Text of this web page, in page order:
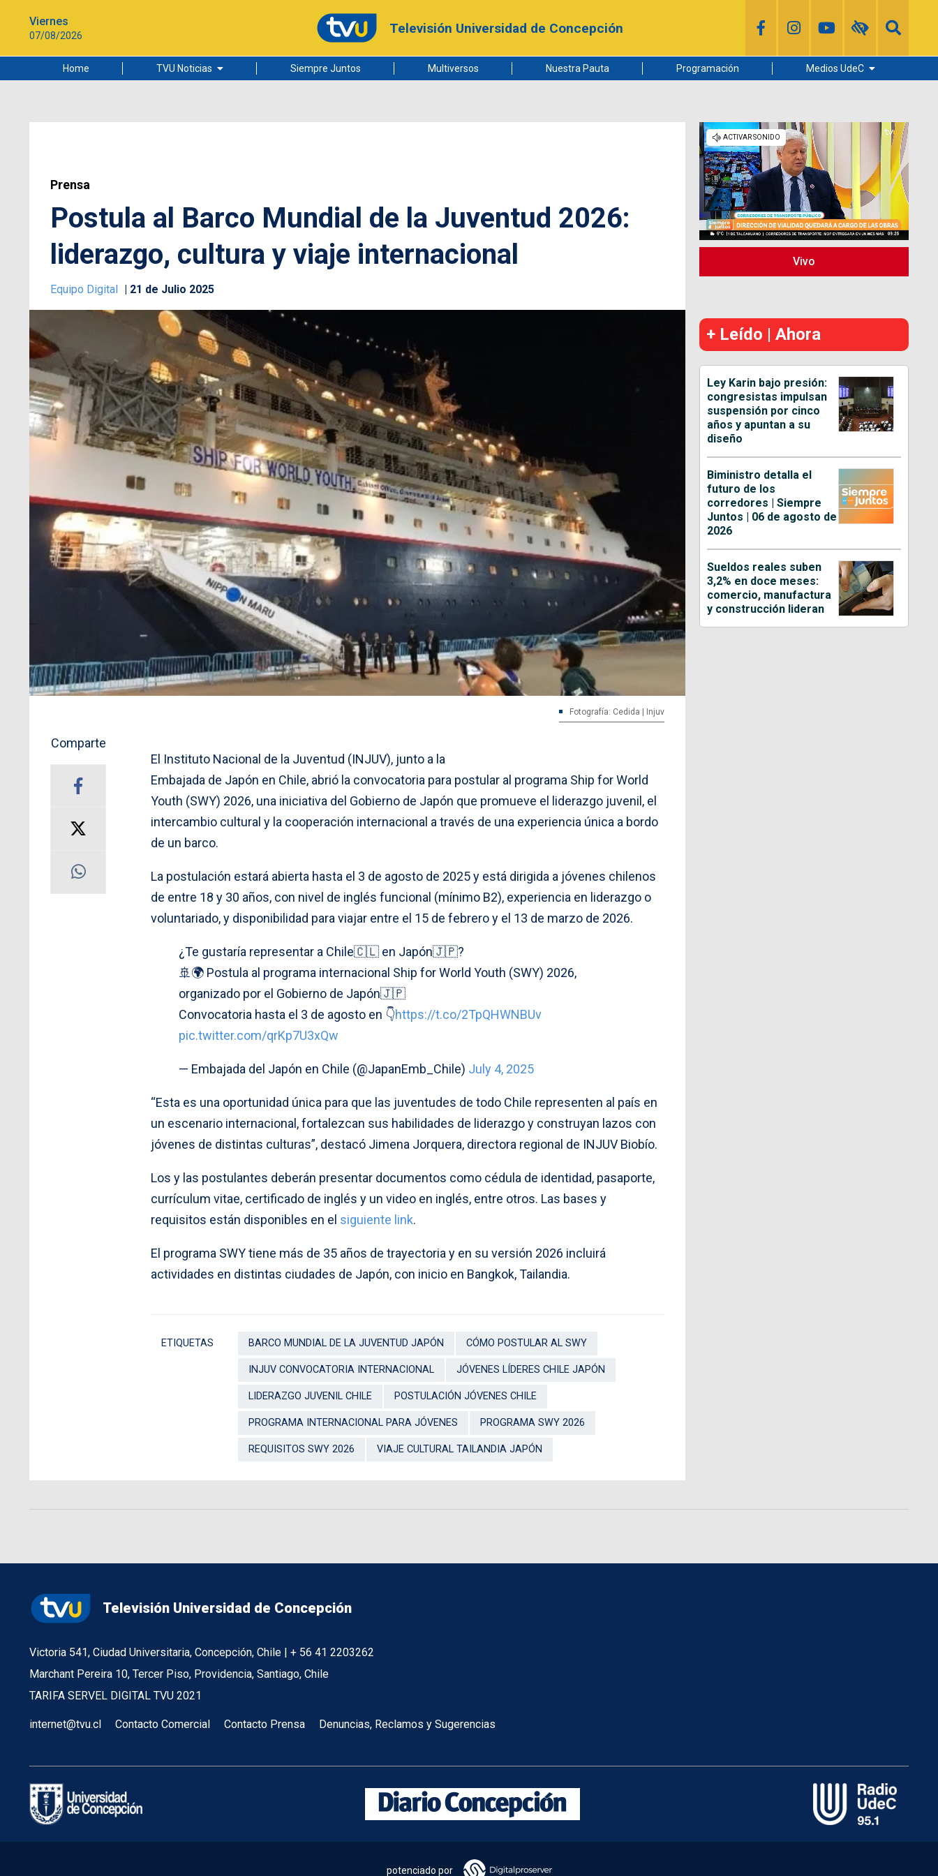
Viernes
07/08/2026 Televisión Universidad de Concepción
Home TVU Noticias
Ciudad
Siempre Juntos Multiversos Nuestra Pauta Programación Medios UdeC
Radio UdeC
Noticias UdeC
La Discusión
Prensa
Postula al Barco Mundial de la Juventud 2026:
liderazgo, cultura y viaje internacional
Equipo Digital 21 de Julio 2025
Fotografía: Cedida | Injuv
Comparte
El Instituto Nacional de la Juventud (INJUV), junto a la
Embajada de Japón en Chile, abrió la convocatoria para postular al programa Ship for World
Youth (SWY) 2026, una iniciativa del Gobierno de Japón que promueve el liderazgo juvenil, el
intercambio cultural y la cooperación internacional a través de una experiencia única a bordo
de un barco.
La postulación estará abierta hasta el 3 de agosto de 2025 y está dirigida a jóvenes chilenos
de entre 18 y 30 años, con nivel de inglés funcional (mínimo B2), experiencia en liderazgo o
voluntariado, y disponibilidad para viajar entre el 15 de febrero y el 13 de marzo de 2026.
¿Te gustaría representar a Chile🇨🇱 en Japón🇯🇵?
🚢🌍 Postula al programa internacional Ship for World Youth (SWY) 2026,
organizado por el Gobierno de Japón🇯🇵
Convocatoria hasta el 3 de agosto en 👇https://t.co/2TpQHWNBUv
pic.twitter.com/qrKp7U3xQw
— Embajada del Japón en Chile (@JapanEmb_Chile) July 4, 2025
“Esta es una oportunidad única para que las juventudes de todo Chile representen al país en
un escenario internacional, fortalezcan sus habilidades de liderazgo y construyan lazos con
jóvenes de distintas culturas”, destacó Jimena Jorquera, directora regional de INJUV Biobío.
Los y las postulantes deberán presentar documentos como cédula de identidad, pasaporte,
currículum vitae, certificado de inglés y un video en inglés, entre otros. Las bases y
requisitos están disponibles en el siguiente link.
El programa SWY tiene más de 35 años de trayectoria y en su versión 2026 incluirá
actividades en distintas ciudades de Japón, con inicio en Bangkok, Tailandia.
ETIQUETAS BARCO MUNDIAL DE LA JUVENTUD JAPÓN CÓMO POSTULAR AL SWY
INJUV CONVOCATORIA INTERNACIONAL JÓVENES LÍDERES CHILE JAPÓN
LIDERAZGO JUVENIL CHILE POSTULACIÓN JÓVENES CHILE
PROGRAMA INTERNACIONAL PARA JÓVENES PROGRAMA SWY 2026
REQUISITOS SWY 2026 VIAJE CULTURAL TAILANDIA JAPÓN
Vivo
+ Leído | Ahora
Ley Karin bajo presión:
congresistas impulsan
suspensión por cinco
años y apuntan a su
diseño
Biministro detalla el
futuro de los
corredores | Siempre
Juntos | 06 de agosto de
2026
Sueldos reales suben
3,2% en doce meses:
comercio, manufactura
y construcción lideran
Televisión Universidad de Concepción
Victoria 541, Ciudad Universitaria, Concepción, Chile | + 56 41 2203262
Marchant Pereira 10, Tercer Piso, Providencia, Santiago, Chile
TARIFA SERVEL DIGITAL TVU 2021
internet@tvu.cl Contacto Comercial Contacto Prensa Denuncias, Reclamos y Sugerencias
potenciado por